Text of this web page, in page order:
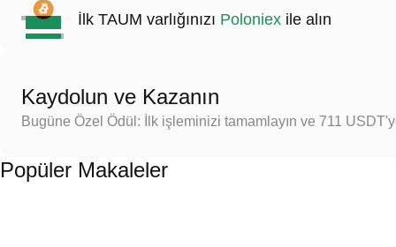
İlk TAUM varlığınızı Poloniex ile alın
Kaydolun ve Kazanın
Bugüne Özel Ödül: İlk işleminizi tamamlayın ve 711
Popüler Makaleler